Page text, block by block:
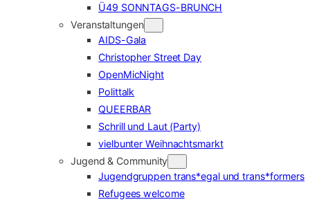
Ü49 SONNTAGS-BRUNCH
Veranstaltungen
AIDS-Gala
Christopher Street Day
OpenMicNight
Polittalk
QUEERBAR
Schrill und Laut (Party)
vielbunter Weihnachtsmarkt
Jugend & Community
Jugendgruppen trans*egal und trans*formers
Refugees welcome